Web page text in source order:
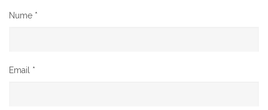
Nume *
Email *